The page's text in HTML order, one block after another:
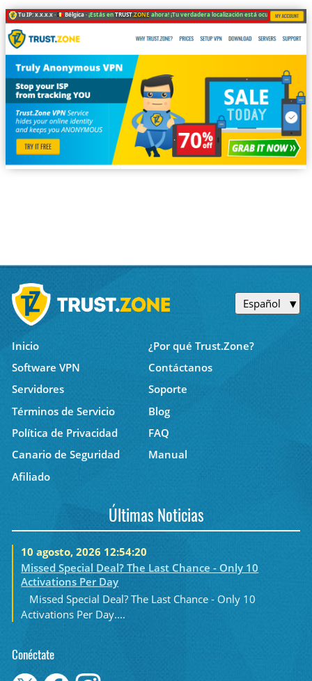
Tu IP: x.x.x.x · Bélgica ·¡Estás enTRUST.ZONE ahora! ¡Tu verdadera localización está oculta!
Español
Inicio
¿Por qué Trust.Zone?
Software VPN
Contáctanos
Servidores
Soporte
Términos de Servicio
Blog
Política de Privacidad
FAQ
Canario de Seguridad
Manual
Afiliado
Últimas Noticias
10 agosto, 2026 12:54:20
Missed Special Deal? The Last Chance - Only 10
Activations Per Day
Missed Special Deal? The Last Chance - Only 10
Activations Per Day....
Conéctate